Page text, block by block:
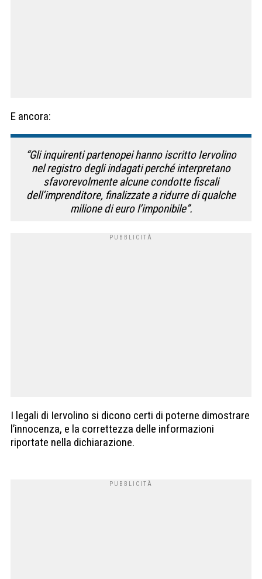
E ancora:
“Gli inquirenti partenopei hanno iscritto Iervolino
nel registro degli indagati perché interpretano
sfavorevolmente alcune condotte fiscali
dell’imprenditore, finalizzate a ridurre di qualche
milione di euro l’imponibile”.
I legali di Iervolino si dicono certi di poterne dimostrare
l’innocenza, e la correttezza delle informazioni
riportate nella dichiarazione.